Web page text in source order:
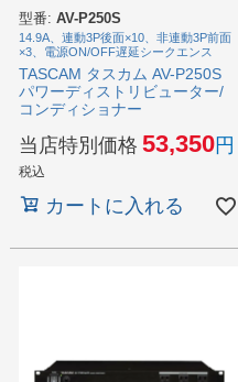
型番: AV-P250S
14.9A、連動3P後面×10、非連動3P前面
×3、電源ON/OFF遅延シークエンス
TASCAM タスカム AV-P250S
パワーディストリビューター/
コンディショナー
当店特別価格 53,350
税込
カートに入れる